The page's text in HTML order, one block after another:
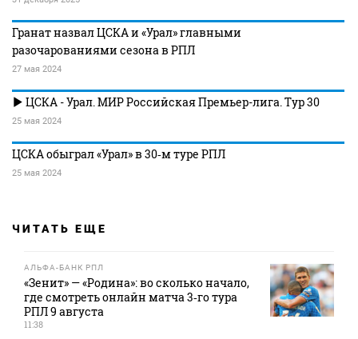
Гранат назвал ЦСКА и «Урал» главными
разочарованиями сезона в РПЛ
27 мая 2024
ЦСКА - Урал. МИР Российская Премьер-лига. Тур 30
25 мая 2024
ЦСКА обыграл «Урал» в 30‑м туре РПЛ
25 мая 2024
ЧИТАТЬ ЕЩЕ
АЛЬФА-БАНК РПЛ
«Зенит» — «Родина»: во сколько начало,
где смотреть онлайн матча 3‑го тура
РПЛ 9 августа
11:38